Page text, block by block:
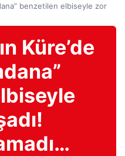
benzetilen elbiseyle zor
Küre’de